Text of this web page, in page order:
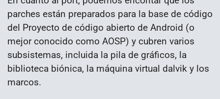
parches están preparados para la base de código
del Proyecto de código abierto de Android (o
mejor conocido como AOSP) y cubren varios
subsistemas, incluida la pila de gráficos, la
biblioteca biónica, la máquina virtual dalvik y los
marcos.